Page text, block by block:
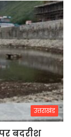
उत्तराखंड
बदरीश